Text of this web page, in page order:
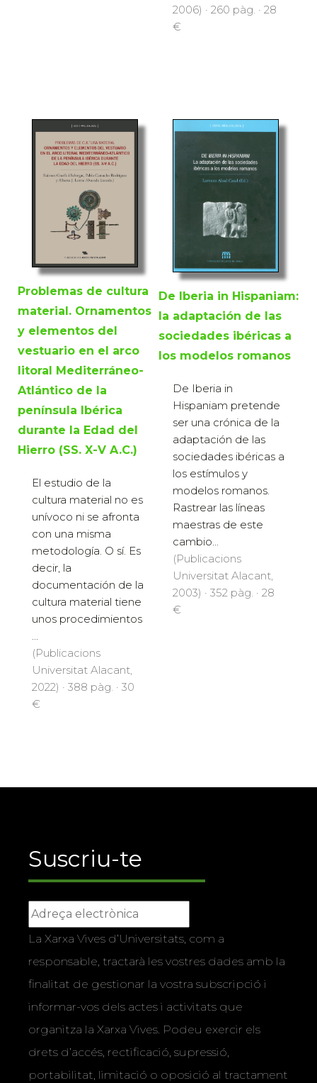
2006) · 260 pàg. · 28
€
Problemas de cultura
material. Ornamentos
y elementos del
vestuario en el arco
litoral Mediterráneo-
Atlántico de la
península Ibérica
durante la Edad del
Hierro (SS. X-V A.C.)
El estudio de la
cultura material no es
unívoco ni se afronta
con una misma
metodología. O sí. Es
decir, la
documentación de la
cultura material tiene
unos procedimientos
...
(Publicacions
Universitat Alacant,
2022) · 388 pàg. · 30
€
De Iberia in Hispaniam:
la adaptación de las
sociedades ibéricas a
los modelos romanos
De Iberia in
Hispaniam pretende
ser una crónica de la
adaptación de las
sociedades ibéricas a
los estímulos y
modelos romanos.
Rastrear las líneas
maestras de este
cambio...
(Publicacions
Universitat Alacant,
2003) · 352 pàg. · 28
€
Suscriu-te
La Xarxa Vives d’Universitats, com a
responsable, tractarà les vostres dades amb la
finalitat de gestionar la vostra subscripció i
informar-vos dels actes i activitats que
organitza la Xarxa Vives. Podeu exercir els
drets d’accés, rectificació, supressió,
portabilitat, limitació o oposició al tractament